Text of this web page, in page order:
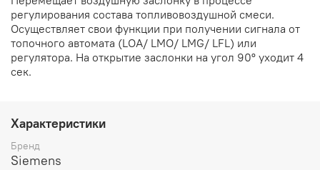
регулирования состава топливовоздушной смеси.
Осуществляет свои функции при получении сигнала от
топочного автомата (LОА/ LМО/ LМG/ LFL) или
регулятора. На открытие заслонки на угол 90º уходит 4
сек.
Характеристики
Бренд
Siemens